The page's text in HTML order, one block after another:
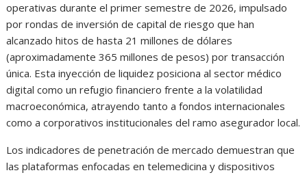
operativas durante el primer semestre de 2026, impulsado
por rondas de inversión de capital de riesgo que han
alcanzado hitos de hasta 21 millones de dólares
(aproximadamente 365 millones de pesos) por transacción
única. Esta inyección de liquidez posiciona al sector médico
digital como un refugio financiero frente a la volatilidad
macroeconómica, atrayendo tanto a fondos internacionales
como a corporativos institucionales del ramo asegurador local.
Los indicadores de penetración de mercado demuestran que
las plataformas enfocadas en telemedicina y dispositivos